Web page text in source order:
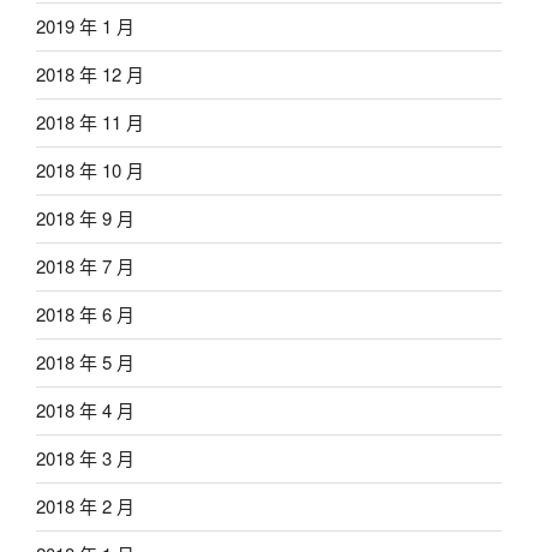
2019 年 1 月
2018 年 12 月
2018 年 11 月
2018 年 10 月
2018 年 9 月
2018 年 7 月
2018 年 6 月
2018 年 5 月
2018 年 4 月
2018 年 3 月
2018 年 2 月